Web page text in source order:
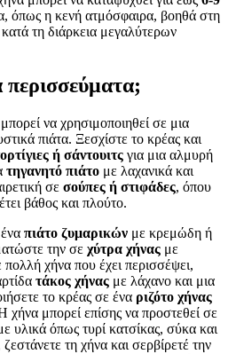
όπως η κενή ατμόσφαιρα, βοηθά στη
τη διάρκεια μεγαλύτερων
περισσεύματα;
να χρησιμοποιηθεί σε μια
πιάτα. Ξεσχίστε το κρέας και
ή σάντουιτς για μια αλμυρή
τηγανητό πιάτο με λαχανικά και
σε σούπες ή στιφάδες, όπου
βάθος και πλούτο.
πιάτο ζυμαρικών με κρεμώδη ή
την σε χύτρα χήνας με
πολλή χήνα που έχει περισσέψει,
τάκος χήνας με λάχανο και μια
το κρέας σε ένα ριζότο χήνας
χήνα μπορεί επίσης να προστεθεί σε
υλικά όπως τυρί κατσίκας, σύκα και
τη χήνα και σερβίρετέ την